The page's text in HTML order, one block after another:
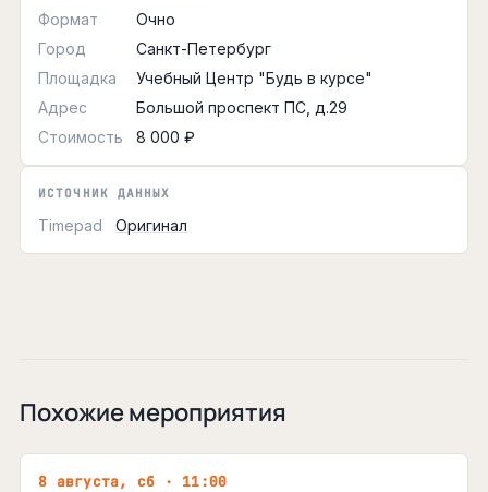
Формат
Очно
Город
Санкт-Петербург
Площадка
Учебный Центр "Будь в курсе"
Адрес
Большой проспект ПС, д.29
Стоимость
8 000 ₽
ИСТОЧНИК ДАННЫХ
Timepad Оригинал
Похожие мероприятия
8 августа, сб · 11:00